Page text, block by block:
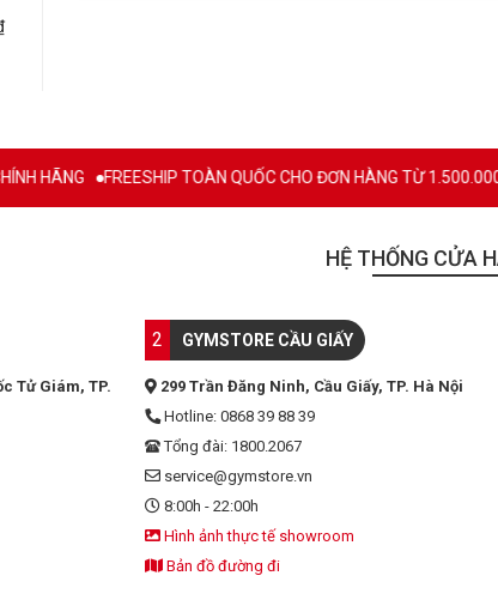
HÃNG FREESHIP TOÀN QUỐC CHO ĐƠN HÀNG TỪ 1.500.000Đ
HỆ THỐNG CỬA
Tử Giám, TP.
2 GYMSTORE CẦU GIẤY
299 Trần Đăng Ninh, Cầu Giấy, TP. Hà Nội
Hotline: 0868 39 88 39
Tổng đài: 1800.2067
service@gymstore.vn
8:00h - 22:00h
Hình ảnh thực tế showroom
Bản đồ đường đi